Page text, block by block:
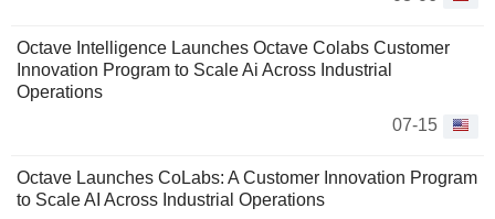
Octave Intelligence Launches Octave Colabs Customer
Innovation Program to Scale Ai Across Industrial
Operations
07-15
Octave Launches CoLabs: A Customer Innovation Program
to Scale AI Across Industrial Operations